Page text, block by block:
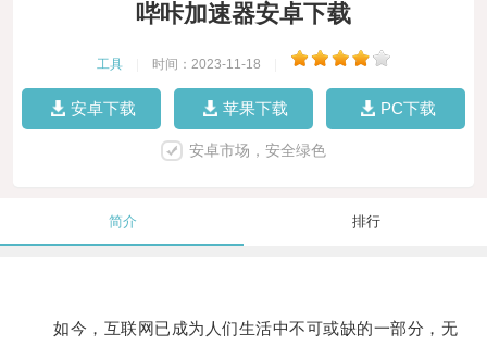
哔咔加速器安卓下载
工具 时间：2023-11-18
安卓下载 苹果下载 PC下载
安卓市场，安全绿色
简介 排行
如今，互联网已成为人们生活中不可或缺的一部分，无